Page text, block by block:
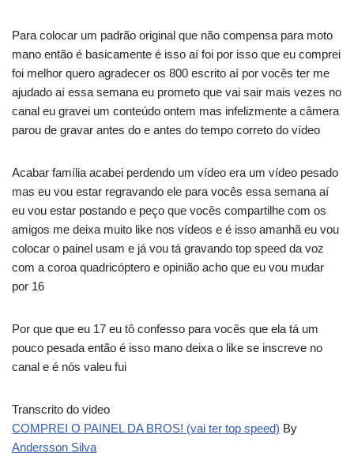
Para colocar um padrão original que não compensa para moto
mano então é basicamente é isso aí foi por isso que eu comprei
foi melhor quero agradecer os 800 escrito aí por vocês ter me
ajudado aí essa semana eu prometo que vai sair mais vezes no
canal eu gravei um conteúdo ontem mas infelizmente a câmera
parou de gravar antes do e antes do tempo correto do vídeo
Acabar família acabei perdendo um vídeo era um vídeo pesado
mas eu vou estar regravando ele para vocês essa semana aí
eu vou estar postando e peço que vocês compartilhe com os
amigos me deixa muito like nos vídeos e é isso amanhã eu vou
colocar o painel usam e já vou tá gravando top speed da voz
com a coroa quadricóptero e opinião acho que eu vou mudar
por 16
Por que que eu 17 eu tô confesso para vocês que ela tá um
pouco pesada então é isso mano deixa o like se inscreve no
canal e é nós valeu fui
Transcrito do video
COMPREI O PAINEL DA BROS! (vai ter top speed) By
Andersson Silva